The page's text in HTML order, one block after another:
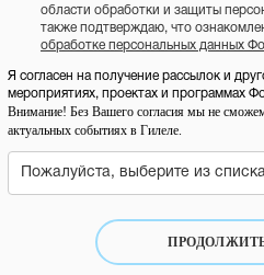
области обработки и защиты
также подтверждаю, что
обработке персональных данных
Я согласен на получение рассылок и
мероприятиях, проектах и программах
Внимание! Без Вашего согласия мы не
актуальных событиях в Гилеле.
Пожалуйста, выберите из